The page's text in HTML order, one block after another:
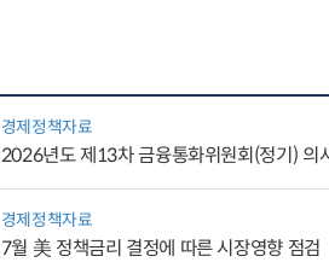
경제정책자료
2026년도 제13차 금융통화위원회(정기) 의
경제정책자료
7월 美 정책금리 결정에 따른 시장영향 점검